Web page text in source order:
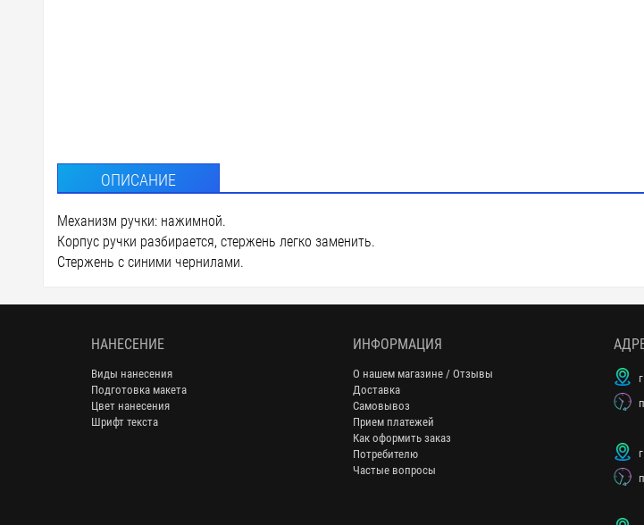
ОПИСАНИЕ
Механизм ручки: нажимной.
Корпус ручки разбирается, стержень легко заменить.
Стержень с синими чернилами.
НАНЕСЕНИЕ
Виды нанесения
Подготовка макета
Цвет нанесения
Шрифт текста
ИНФОРМАЦИЯ
О нашем магазине / Отзывы
Доставка
Самовывоз
Прием платежей
Как оформить заказ
Потребителю
Частые вопросы